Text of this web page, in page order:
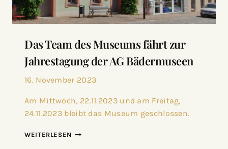
Das Team des Museums fährt zur
Jahrestagung der AG Bädermuseen
16. November 2023
Am Mittwoch, 22.11.2023 und am Freitag,
24.11.2023 bleibt das Museum geschlossen.
WEITERLESEN